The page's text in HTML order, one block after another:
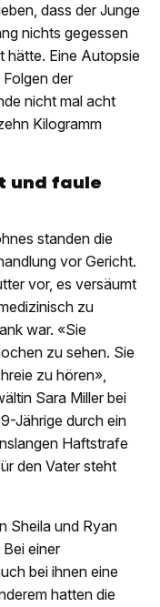
dass der Junge
nichts gegessen
hätte. Eine Autopsie
der
nicht mal acht
Kilogramm
und faule
standen die
vor Gericht.
vor, es versäumt
zu
war. «Sie
zu sehen. Sie
zu hören»,
Sara Miller bei
Jährige durch ein
Haftstrafe
den Vater steht
Sheila und Ryan
einer
bei ihnen eine
hatten die